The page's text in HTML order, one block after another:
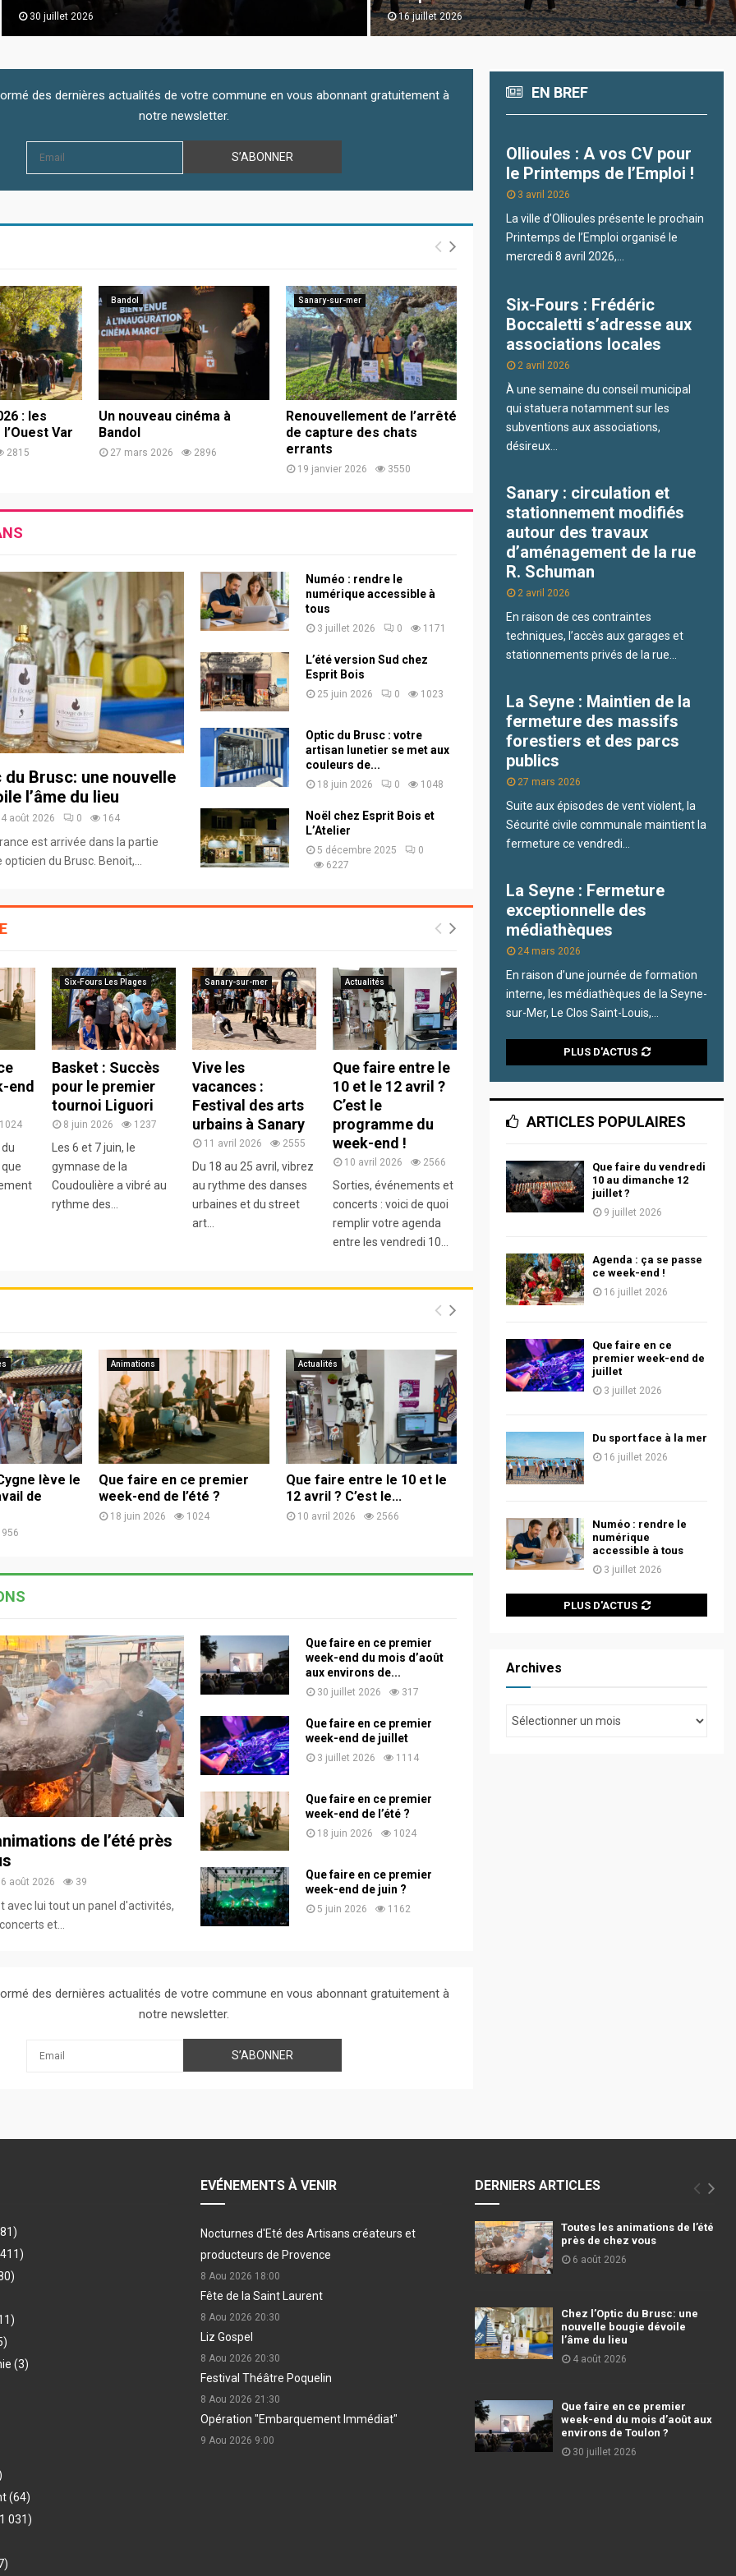
30 juillet 2026 16 juillet 2026
des dernières actualités de votre commune en vous abonnant gratuitement à
notre newsletter.
: les
Var
2815
Bandol
Un nouveau cinéma à
Bandol
27 mars 2026 2896
Sanary-sur-mer
Renouvellement de l’arrêté
de capture des chats
errants
19 janvier 2026 3550
du Brusc: une nouvelle
l’âme du lieu
4 août 2026 0 164
est arrivée dans la partie
du Brusc. Benoit,...
Numéo : rendre le
numérique accessible à
tous
3 juillet 2026 0 1171
L’été version Sud chez
Esprit Bois
25 juin 2026 0 1023
Optic du Brusc : votre
artisan lunetier se met aux
couleurs de...
18 juin 2026 0 1048
Noël chez Esprit Bois et
L’Atelier
5 décembre 2025
0
6227
end
1024
Six-Fours Les Plages
Basket : Succès
pour le premier
tournoi Liguori
8 juin 2026 1237
Les 6 et 7 juin, le
gymnase de la
Coudoulière a vibré au
rythme des...
Sanary-sur-mer
Vive les
vacances :
Festival des arts
urbains à Sanary
11 avril 2026 2555
Du 18 au 25 avril, vibrez
au rythme des danses
urbaines et du street
art...
Actualités
Que faire entre le
10 et le 12 avril ?
C’est le
programme du
week-end !
10 avril 2026 2566
Sorties, événements et
concerts : voici de quoi
remplir votre agenda
entre les vendredi 10...
lève le
de
956
Animations
Que faire en ce premier
week-end de l’été ?
18 juin 2026 1024
Actualités
Que faire entre le 10 et le
12 avril ? C’est le...
10 avril 2026 2566
de l’été près
6 août 2026 39
avec lui tout un panel d'activités,
et...
Que faire en ce premier
week-end du mois d’août
aux environs de...
30 juillet 2026 317
Que faire en ce premier
week-end de juillet
3 juillet 2026 1114
Que faire en ce premier
week-end de l’été ?
18 juin 2026 1024
Que faire en ce premier
week-end de juin ?
5 juin 2026 1162
des dernières actualités de votre commune en vous abonnant gratuitement à
notre newsletter.
EN BREF
Ollioules : A vos CV pour
le Printemps de l’Emploi !
3 avril 2026
La ville d’Ollioules présente le prochain
Printemps de l’Emploi organisé le
mercredi 8 avril 2026,...
Six-Fours : Frédéric
Boccaletti s’adresse aux
associations locales
2 avril 2026
À une semaine du conseil municipal
qui statuera notamment sur les
subventions aux associations,
désireux...
Sanary : circulation et
stationnement modifiés
autour des travaux
d’aménagement de la rue
R. Schuman
2 avril 2026
En raison de ces contraintes
techniques, l’accès aux garages et
stationnements privés de la rue...
La Seyne : Maintien de la
fermeture des massifs
forestiers et des parcs
publics
27 mars 2026
Suite aux épisodes de vent violent, la
Sécurité civile communale maintient la
fermeture ce vendredi...
La Seyne : Fermeture
exceptionnelle des
médiathèques
24 mars 2026
En raison d’une journée de formation
interne, les médiathèques de la Seyne-
sur-Mer, Le Clos Saint-Louis,...
PLUS D'ACTUS
ARTICLES POPULAIRES
Que faire du vendredi
10 au dimanche 12
juillet ?
9 juillet 2026
Agenda : ça se passe
ce week-end !
16 juillet 2026
Que faire en ce
premier week-end de
juillet
3 juillet 2026
Du sport face à la mer
16 juillet 2026
Numéo : rendre le
numérique
accessible à tous
3 juillet 2026
PLUS D'ACTUS
Archives
(3)
(64)
031)
EVÉNEMENTS À VENIR
Nocturnes d'Eté des Artisans créateurs et
producteurs de Provence
8 Aou 2026 18:00
Fête de la Saint Laurent
8 Aou 2026 20:30
Liz Gospel
8 Aou 2026 20:30
Festival Théâtre Poquelin
8 Aou 2026 21:30
Opération "Embarquement Immédiat"
9 Aou 2026 9:00
DERNIERS ARTICLES
Toutes les animations de l’été
près de chez vous
6 août 2026
Chez l’Optic du Brusc: une
nouvelle bougie dévoile
l’âme du lieu
4 août 2026
Que faire en ce premier
week-end du mois d’août aux
environs de Toulon ?
30 juillet 2026